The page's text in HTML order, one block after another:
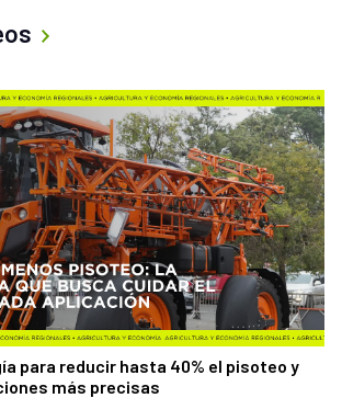
para reducir hasta 40% el pisoteo y
más precisas